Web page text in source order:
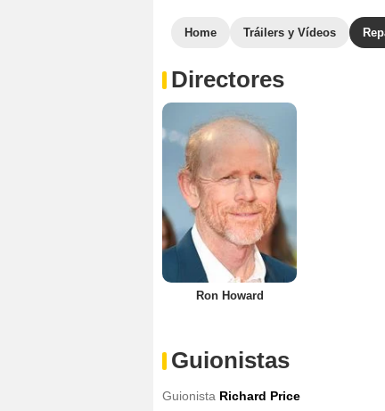
Home Tráilers y Vídeos
Directores
Ron Howard
Guionistas
Guionista Richard Price